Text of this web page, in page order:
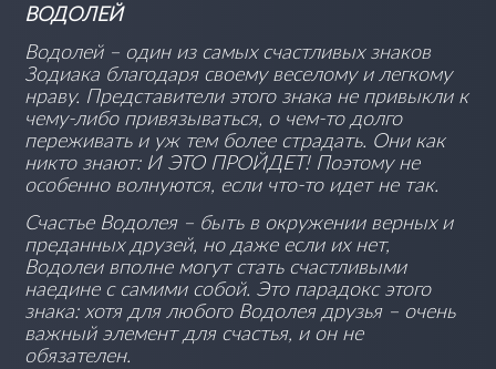
ВОДОЛЕЙ
Водолей – один из самых счастливых знаков
Зодиака благодаря своему веселому и легкому
нраву. Представители этого знака не привыкли к
чему-либо привязываться, о чем-то долго
переживать и уж тем более страдать. Они как
никто знают: И ЭТО ПРОЙДЕТ! Поэтому не
особенно волнуются, если что-то идет не так.
Счастье Водолея – быть в окружении верных и
преданных друзей, но даже если их нет,
Водолеи вполне могут стать счастливыми
наедине с самими собой. Это парадокс этого
знака: хотя для любого Водолея друзья – очень
важный элемент для счастья, и он не
обязателен.